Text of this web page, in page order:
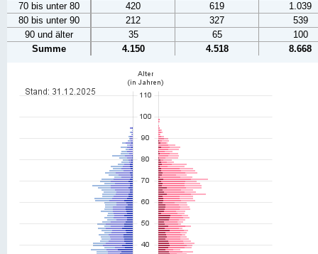
70 bis unter 80
420 619
1.039
80 bis unter 90
212 327
539
90 und älter
35 65
100
Summe
4.150 4.518 8.668